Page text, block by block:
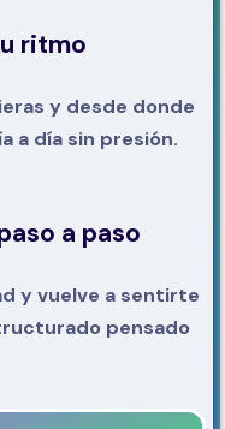
ritmo
y desde donde
a día sin presión.
a paso
y vuelve a sentirte
pensado